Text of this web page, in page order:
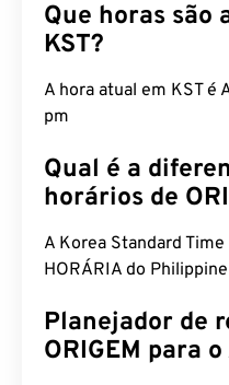
Que horas são
KST?
A hora atual em KST
pm
Qual é a
horários de
A Korea Standard Time
HORÁRIA do
Planejador de
ORIGEM para o